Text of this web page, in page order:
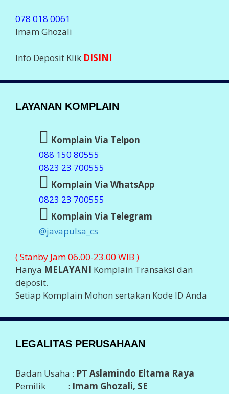
078 018 0061
Imam Ghozali
Info Deposit Klik DISINI
LAYANAN KOMPLAIN
Komplain Via Telpon
088 150 80555
0823 23 700555
Komplain Via WhatsApp
0823 23 700555
Komplain Via Telegram
@javapulsa_cs
( Stanby Jam 06.00-23.00 WIB )
Hanya MELAYANI Komplain Transaksi dan
deposit.
Setiap Komplain Mohon sertakan Kode ID Anda
LEGALITAS PERUSAHAAN
Badan Usaha : PT Aslamindo Eltama Raya
Pemilik : Imam Ghozali, SE